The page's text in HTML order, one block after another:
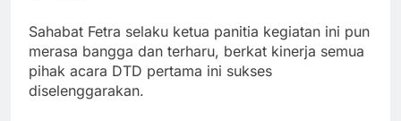
Sahabat Fetra selaku ketua panitia kegiatan ini pun
merasa bangga dan terharu, berkat kinerja semua
pihak acara DTD pertama ini sukses
diselenggarakan.